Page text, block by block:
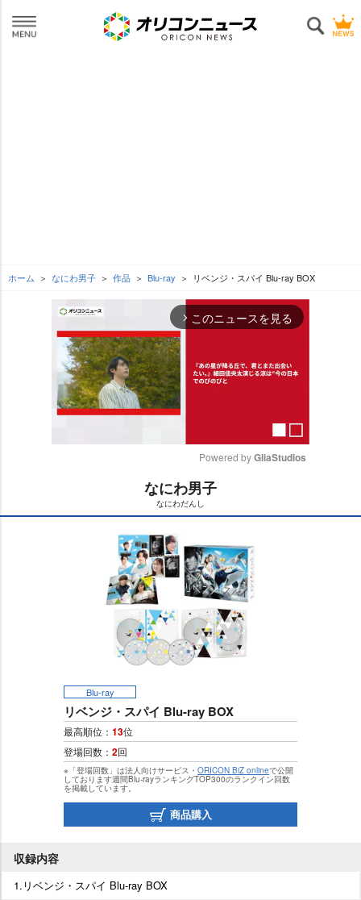
ホーム なにわ男子 作品 Blu-ray リベンジ・スパイ Blu-ray BOX
arrow_forward_ios このニュースを見る
t
Powered by GliaStudios
なにわ男子
なにわだんし
Blu-ray
リベンジ・スパイ Blu-ray BOX
最高順位： 13位
登場回数： 2回
※「登場回数」は法人向けサービス・ ORICON BiZ onlineで公開
しております週間Blu-rayランキングTOP300のランクイン回数
を掲載しています。
商品購入
収録内容
1.リベンジ・スパイ Blu-ray BOX